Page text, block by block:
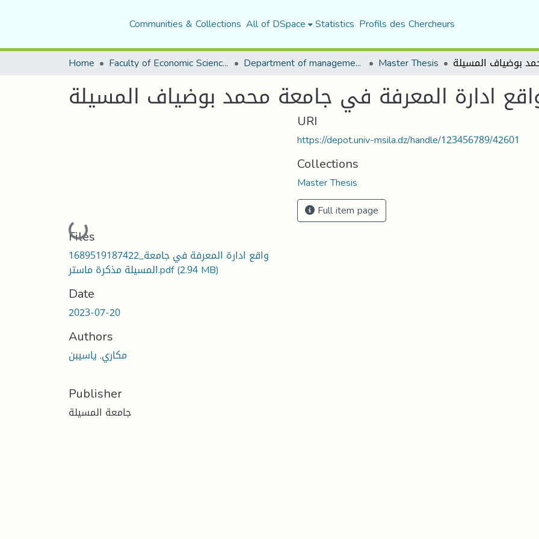
Communities & Collections All of DSpace Statistics Profils des Chercheurs
Home Faculty of Economic Sciences, Commerce and Management Sciences Department of management sciences Master Thesis
ادارة المعرفة في جامعة محمد بوضياف المسيلة
Loading...
Files
1689519187422_واقع ادارة المعرفة في جامعة
المسيلة مذكرة ماستر.pdf(2.94 MB)
Date
2023-07-20
Authors
مكاري, ياسيبن
Publisher
جامعة المسيلة
URI
https://depot.univ-msila.dz/handle/123456789/42601
Collections
Master Thesis
Full item page